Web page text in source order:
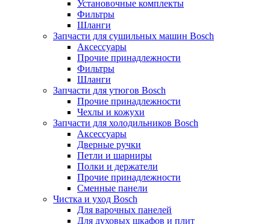
Установочные комплекты
Фильтры
Шланги
Запчасти для сушильных машин Bosch
Аксессуары
Прочие принадлежности
Фильтры
Шланги
Запчасти для утюгов Bosch
Прочие принадлежности
Чехлы и кожухи
Запчасти для холодильников Bosch
Аксессуары
Дверные ручки
Петли и шарниры
Полки и держатели
Прочие принадлежности
Сменные панели
Чистка и уход Bosch
Для варочных панелей
Для духовых шкафов и плит